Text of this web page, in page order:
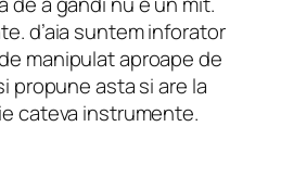
d’aia suntem inforator
manipulat aproape de
propune asta si are la
cateva instrumente.